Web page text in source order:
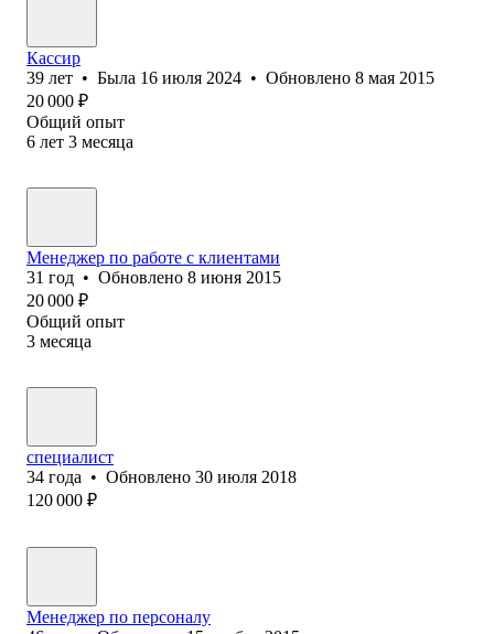
Кассир
39 лет • Была 16 июля 2024 • Обновлено 8 мая 2015
20 000 ₽
Общий опыт
6 лет 3 месяца
Менеджер по работе с клиентами
31 год • Обновлено 8 июня 2015
20 000 ₽
Общий опыт
3 месяца
специалист
34 года • Обновлено 30 июля 2018
120 000 ₽
Менеджер по персоналу